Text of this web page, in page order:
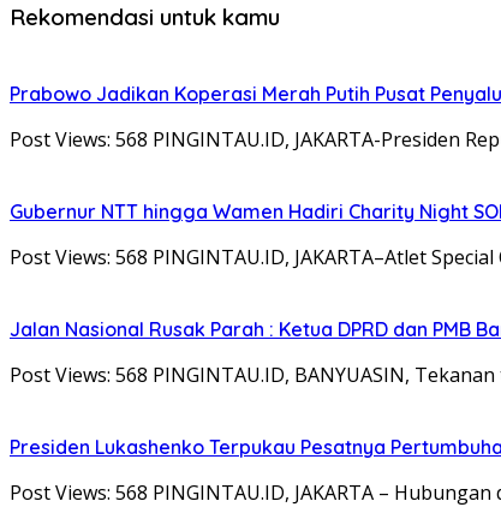
Rekomendasi untuk kamu
Prabowo Jadikan Koperasi Merah Putih Pusat
Post Views: 568 PINGINTAU.ID, JAKARTA-Presiden
Gubernur NTT hingga Wamen Hadiri Charity Night
Post Views: 568 PINGINTAU.ID, JAKARTA–Atlet
Jalan Nasional Rusak Parah : Ketua DPRD dan PMB
Post Views: 568 PINGINTAU.ID, BANYUASIN,
Presiden Lukashenko Terpukau Pesatnya
Post Views: 568 PINGINTAU.ID, JAKARTA –